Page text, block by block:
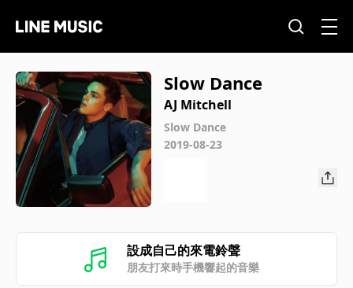
Slow Dance
AJ Mitchell
Slow Dance
2019-08-23
設成自己的來電鈴聲
朋友打來時手機響起的音樂